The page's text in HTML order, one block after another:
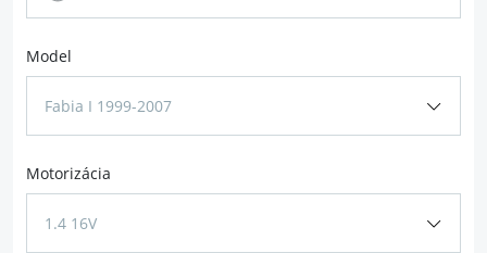
Model
Fabia I 1999-2007
Motorizácia
1.4 16V